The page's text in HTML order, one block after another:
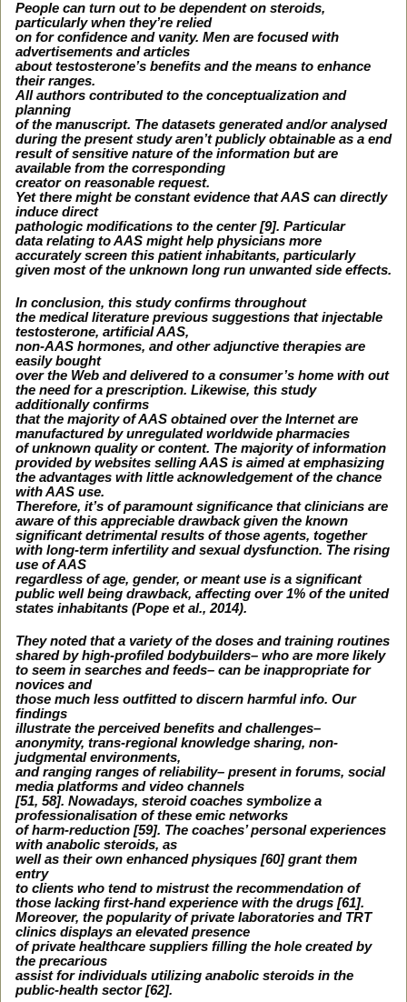
People can turn out to be dependent on steroids,
particularly when they’re relied
on for confidence and vanity. Men are focused with
advertisements and articles
about testosterone’s benefits and the means to enhance
their ranges.
All authors contributed to the conceptualization and
planning
of the manuscript. The datasets generated and/or analysed
during the present study aren’t publicly obtainable as a end
result of sensitive nature of the information but are
available from the corresponding
creator on reasonable request.
Yet there might be constant evidence that AAS can directly
induce direct
pathologic modifications to the center [9]. Particular
data relating to AAS might help physicians more
accurately screen this patient inhabitants, particularly
given most of the unknown long run unwanted side effects.
In conclusion, this study confirms throughout
the medical literature previous suggestions that injectable
testosterone, artificial AAS,
non-AAS hormones, and other adjunctive therapies are
easily bought
over the Web and delivered to a consumer’s home with out
the need for a prescription. Likewise, this study
additionally confirms
that the majority of AAS obtained over the Internet are
manufactured by unregulated worldwide pharmacies
of unknown quality or content. The majority of information
provided by websites selling AAS is aimed at emphasizing
the advantages with little acknowledgement of the chance
with AAS use.
Therefore, it’s of paramount significance that clinicians are
aware of this appreciable drawback given the known
significant detrimental results of those agents, together
with long-term infertility and sexual dysfunction. The rising
use of AAS
regardless of age, gender, or meant use is a significant
public well being drawback, affecting over 1% of the united
states inhabitants (Pope et al., 2014).
They noted that a variety of the doses and training routines
shared by high-profiled bodybuilders– who are more likely
to seem in searches and feeds– can be inappropriate for
novices and
those much less outfitted to discern harmful info. Our
findings
illustrate the perceived benefits and challenges–
anonymity, trans-regional knowledge sharing, non-
judgmental environments,
and ranging ranges of reliability– present in forums, social
media platforms and video channels
[51, 58]. Nowadays, steroid coaches symbolize a
professionalisation of these emic networks
of harm-reduction [59]. The coaches’ personal experiences
with anabolic steroids, as
well as their own enhanced physiques [60] grant them
entry
to clients who tend to mistrust the recommendation of
those lacking first-hand experience with the drugs [61].
Moreover, the popularity of private laboratories and TRT
clinics displays an elevated presence
of private healthcare suppliers filling the hole created by
the precarious
assist for individuals utilizing anabolic steroids in the
public-health sector [62].